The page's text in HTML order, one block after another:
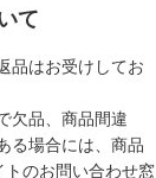
て
品はお受けしてお
欠品、商品間違
る場合には、商品
のお問い合わせ窓